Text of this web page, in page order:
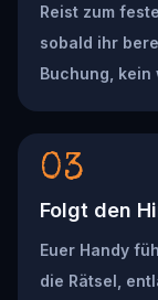
Reist zum
sobald ihr
Buchung, kein
03
Folgt den
Euer Handy
die Rätsel,